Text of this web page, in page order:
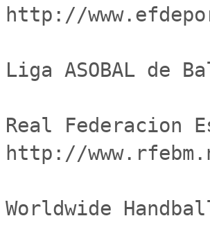
http://
Liga ASOBAL de
Real Federacion
http://
Worldwide